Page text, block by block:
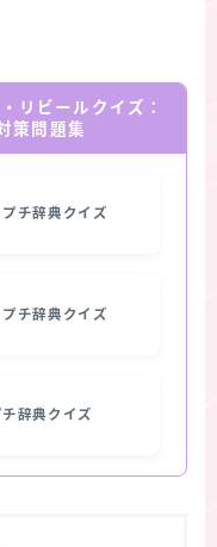
リビールクイズ：
策問題集
チ辞典クイズ
チ辞典クイズ
辞典クイズ